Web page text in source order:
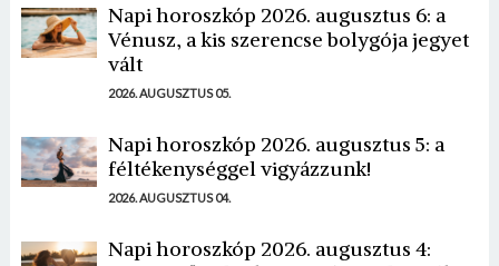
Napi horoszkóp 2026. augusztus 6: a
Vénusz, a kis szerencse bolygója jegyet
vált
2026. AUGUSZTUS 05.
Napi horoszkóp 2026. augusztus 5: a
féltékenységgel vigyázzunk!
2026. AUGUSZTUS 04.
Napi horoszkóp 2026. augusztus 4: